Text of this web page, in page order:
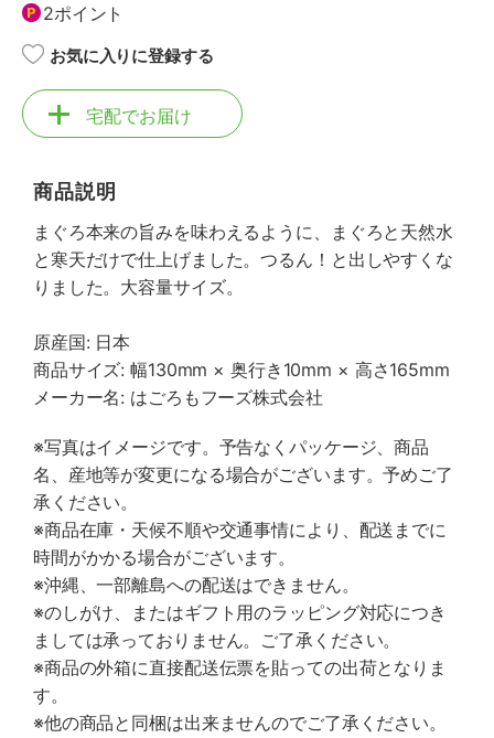
2ポイント
お気に入りに登録する
宅配でお届け
商品説明
まぐろ本来の旨みを味わえるように、まぐろと天然水
と寒天だけで仕上げました。つるん！と出しやすくな
りました。大容量サイズ。
原産国: 日本
商品サイズ: 幅130mm × 奥行き10mm × 高さ165mm
メーカー名: はごろもフーズ株式会社
※写真はイメージです。予告なくパッケージ、商品
名、産地等が変更になる場合がございます。予めご了
承ください。
※商品在庫・天候不順や交通事情により、配送までに
時間がかかる場合がございます。
※沖縄、一部離島への配送はできません。
※のしがけ、またはギフト用のラッピング対応につき
ましては承っておりません。ご了承ください。
※商品の外箱に直接配送伝票を貼っての出荷となりま
す。
※他の商品と同梱は出来ませんのでご了承ください。